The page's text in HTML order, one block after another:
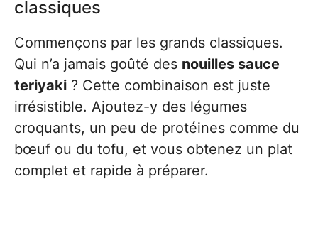
classiques
Commençons par les grands classiques.
Qui n’a jamais goûté des nouilles sauce
teriyaki ? Cette combinaison est juste
irrésistible. Ajoutez-y des légumes
croquants, un peu de protéines comme du
bœuf ou du tofu, et vous obtenez un plat
complet et rapide à préparer.